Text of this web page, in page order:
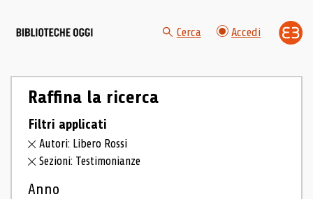
Cerca Accedi
Raffina la ricerca
Filtri applicati
Autori: Libero Rossi
Sezioni: Testimonianze
Anno